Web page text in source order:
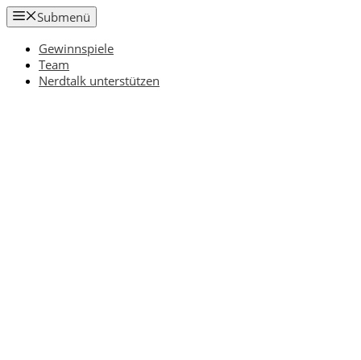
Zum
Inhalt
springen
Submenü
Gewinnspiele
Team
Nerdtalk unterstützen